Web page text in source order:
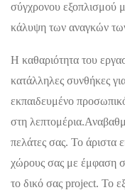
σύγχρονου εξοπλισμού
κάλυψη των αναγκών
Η καθαριότητα του
κατάλληλες συνθήκες
εκπαιδευμένο
στη
πελάτες σας. Το άριστα
χώρους σας με έμφαση
το δικό σας project. Το